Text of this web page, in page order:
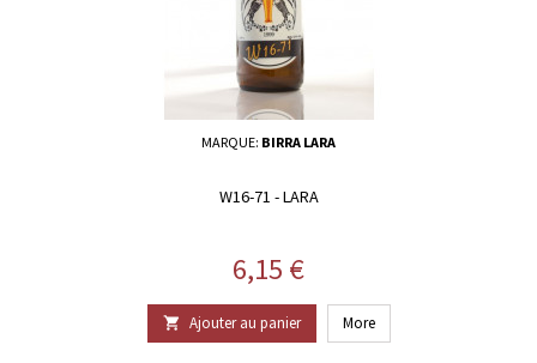
MARQUE: BIRRA LARA
W16-71 - LARA
Prix
6,15 €
 Ajouter au panier More